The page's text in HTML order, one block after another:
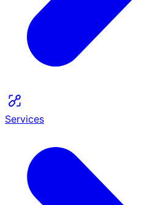
Services